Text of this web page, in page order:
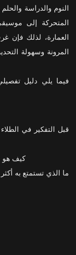
النوم والدراسة
المتحركة إلى
العمارة، لذلك فإن
المرونة وسهولة
فيما يلي دليل
قبل التفكير في
كيف هو
ما الذي تستمتع به أكثر